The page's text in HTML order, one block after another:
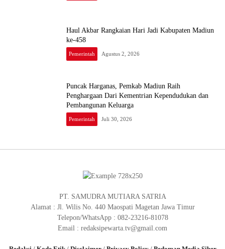
Haul Akbar Rangkaian Hari Jadi Kabupaten Madiun
ke-458
Pemerintah Agustus 2, 2026
Puncak Harganas, Pemkab Madiun Raih
Penghargaan Dari Kementrian Kependudukan dan
Pembangunan Keluarga
Pemerintah Juli 30, 2026
PT. SAMUDRA MUTIARA SATRIA
Alamat : Jl. Wilis No. 440 Maospati Magetan Jawa Timur
Telepon/WhatsApp : 082-23216-81078
Email : redaksipewarta.tv@gmail.com